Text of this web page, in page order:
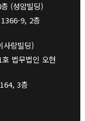
(성암빌딩)
9, 2층
사랑빌딩)
법무법인 오현
3층